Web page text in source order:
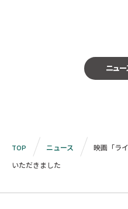
ニュ
TOP ニュース
映画「ラ
いただきました